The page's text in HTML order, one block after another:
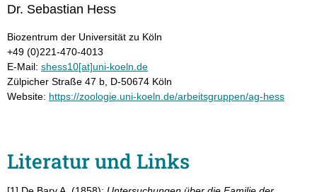
Dr. Sebastian Hess
Biozentrum der Universität zu Köln
+49 (0)221-470-4013
E-Mail: shess10[at]uni-koeln.de
Zülpicher Straße 47 b, D-50674 Köln
Website: https://zoologie.uni-koeln.de/arbeitsgruppen/ag-hess
Literatur und Links